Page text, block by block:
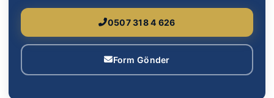
0507 318 4 626
Form Gönder